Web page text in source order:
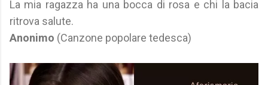
La mia ragazza ha una bocca di rosa e chi la bacia
ritrova salute.
Anonimo (Canzone popolare tedesca)